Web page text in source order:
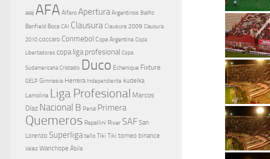
aaaj AFA Alfaro Apertura Argentinos Baliño
Banfield Boca CAI Clausura Clausura 2009 Clausura
2010 coccaro Conmebol Copa Argentina Copa
Libertadores copa liga profesional Copa
Sudamericana Cristaldo Duco Echenique Fixture
GELP Gimnasia Herrera Independiente kudelka
Lamolina Liga Profesional Marcos
Díaz Nacional B Penal Primera
Quemeros Rapallini River SAF San
Lorenzo Superliga tello Tiki Tiki torneo binance
Velez Wanchope Ábila